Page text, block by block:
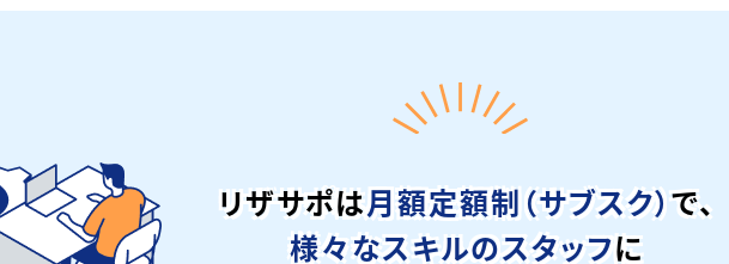
リザサポは月額定額制（サブスク）で、
様々なスキルのスタッフに